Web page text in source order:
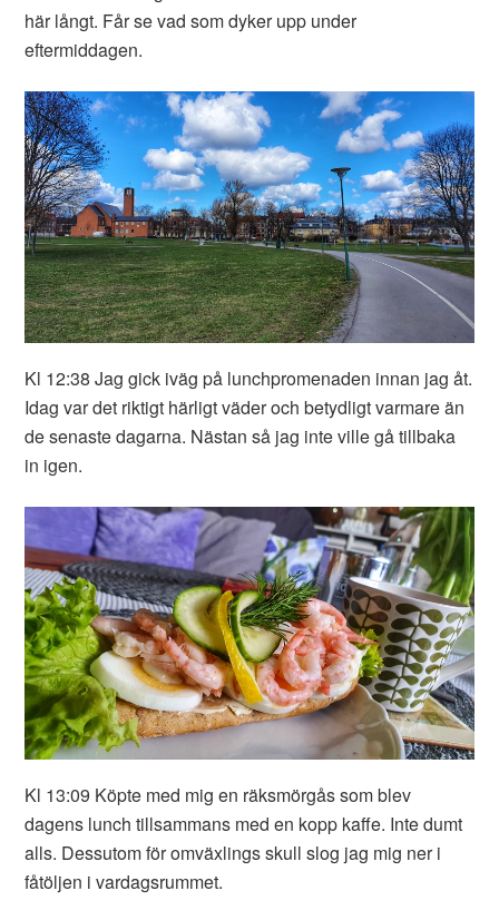
här långt. Får se vad som dyker upp under
eftermiddagen.
Kl 12:38 Jag gick iväg på lunchpromenaden innan jag åt.
Idag var det riktigt härligt väder och betydligt varmare än
de senaste dagarna. Nästan så jag inte ville gå tillbaka
in igen.
Kl 13:09 Köpte med mig en räksmörgås som blev
dagens lunch tillsammans med en kopp kaffe. Inte dumt
alls. Dessutom för omväxlings skull slog jag mig ner i
fåtöljen i vardagsrummet.